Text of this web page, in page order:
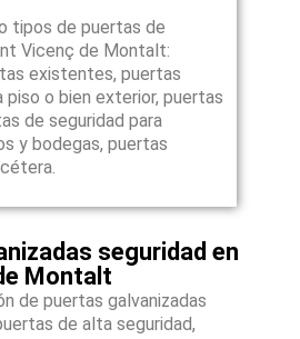
tipos de puertas de
Vicenç de Montalt:
existentes, puertas
piso o bien exterior, puertas
de seguridad para
y bodegas, puertas
seguridad en
Montalt
de puertas galvanizadas
de alta seguridad,